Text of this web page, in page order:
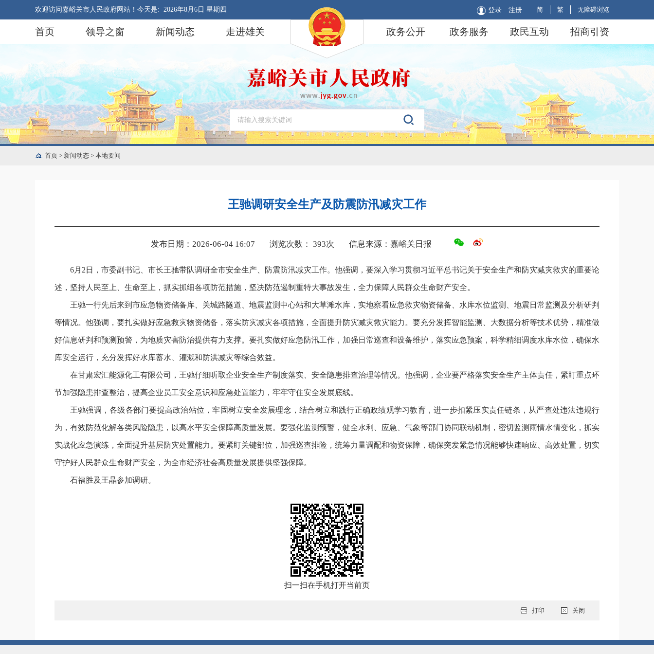
欢迎访问嘉峪关市人民政府网站！今天是: 2026年8月6日 星期四 简 繁 无障碍浏览
登录 注册
首页 领导之窗 新闻动态 走进雄关 政务公开 政务服务 政民互动 招商引资
首页 > 新闻动态 > 本地要闻
王驰调研安全生产及防震防汛减灾工作
发布日期：2026-06-04 16:07 浏览次数： 393次 信息来源：嘉峪关日报
6月2日，市委副书记、市长王驰带队调研全市安全生产、防震防汛减灾工作。他强调，要深入学习贯彻习近平总书记关于安全生产和防灾减灾救灾的重要论
述，坚持人民至上、生命至上，抓实抓细各项防范措施，坚决防范遏制重特大事故发生，全力保障人民群众生命财产安全。
王驰一行先后来到市应急物资储备库、关城路隧道、地震监测中心站和大草滩水库，实地察看应急救灾物资储备、水库水位监测、地震日常监测及分析研判
等情况。他强调，要扎实做好应急救灾物资储备，落实防灾减灾各项措施，全面提升防灾减灾救灾能力。要充分发挥智能监测、大数据分析等技术优势，精准做
好信息研判和预测预警，为地质灾害防治提供有力支撑。要扎实做好应急防汛工作，加强日常巡查和设备维护，落实应急预案，科学精细调度水库水位，确保水
库安全运行，充分发挥好水库蓄水、灌溉和防洪减灾等综合效益。
在甘肃宏汇能源化工有限公司，王驰仔细听取企业安全生产制度落实、安全隐患排查治理等情况。他强调，企业要严格落实安全生产主体责任，紧盯重点环
节加强隐患排查整治，提高企业员工安全意识和应急处置能力，牢牢守住安全发展底线。
王驰强调，各级各部门要提高政治站位，牢固树立安全发展理念，结合树立和践行正确政绩观学习教育，进一步扣紧压实责任链条，从严查处违法违规行
为，有效防范化解各类风险隐患，以高水平安全保障高质量发展。要强化监测预警，健全水利、应急、气象等部门协同联动机制，密切监测雨情水情变化，抓实
实战化应急演练，全面提升基层防灾处置能力。要紧盯关键部位，加强巡查排险，统筹力量调配和物资保障，确保突发紧急情况能够快速响应、高效处置，切实
守护好人民群众生命财产安全，为全市经济社会高质量发展提供坚强保障。
石福胜及王晶参加调研。
扫一扫在手机打开当前页
打印 关闭